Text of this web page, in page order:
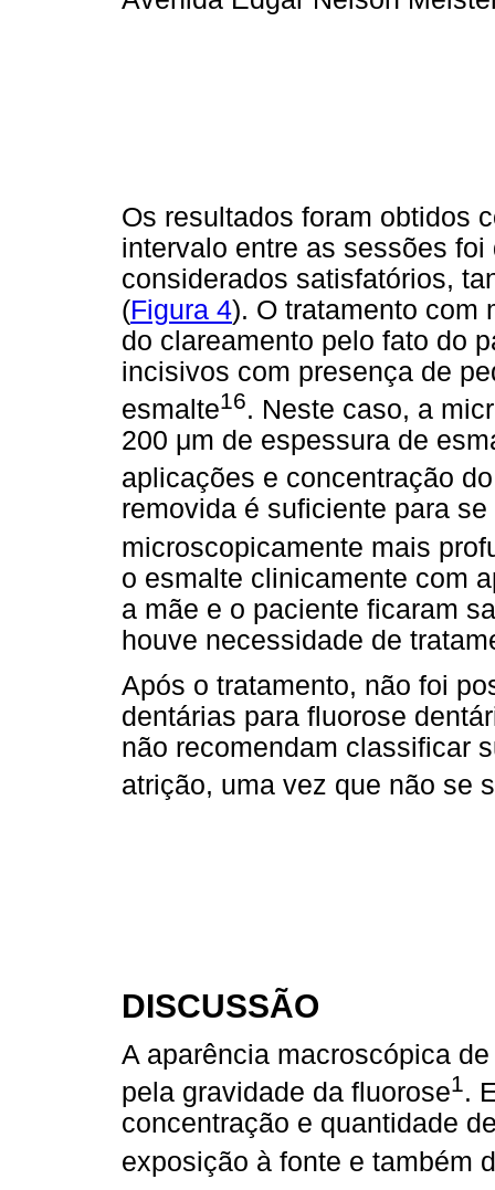
Os resultados foram obtidos
intervalo entre as sessões
considerados satisfatórios,
(Figura 4). O tratamento com
do clareamento pelo fato do
incisivos com presença de
esmalte16. Neste caso, a
200 μm de espessura de
aplicações e concentração
removida é suficiente para
microscopicamente mais
o esmalte clinicamente com
a mãe e o paciente ficaram
houve necessidade de
Após o tratamento, não foi
dentárias para fluorose
não recomendam classificar
atrição, uma vez que não se
DISCUSSÃO
A aparência macroscópica
pela gravidade da fluorose1.
concentração e quantidade
exposição à fonte e também